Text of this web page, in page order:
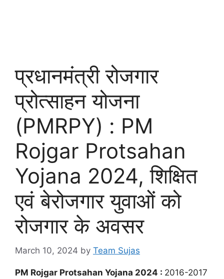
प्रधानमंत्री रोजगार
प्रोत्साहन योजना
(PMRPY) : PM
Rojgar Protsahan
Yojana 2024, शिक्षित
एवं बेरोजगार युवाओं को
रोजगार के अवसर
March 10, 2024 by Team Sujas
PM Rojgar Protsahan Yojana 2024 : 2016-2017